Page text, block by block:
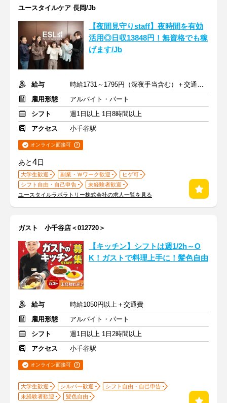
ユースタイルケア 長岡/Jb
【夜間見守りstaff】夜時間を有効
活用◎日収13848円！無資格でも稼
げます/Jb
給与
時給1731～1795円（深夜手当含む）＋交通費支給
雇用形態
アルバイト・パート
シフト
週1日以上 1日8時間以上
アクセス
小千谷駅
オンライン面接可
あと4日
大学生歓迎 副業・Ｗワーク歓迎
ヒゲ可
シフト自由・自己申告
未経験者歓迎
ユースタイルラボラトリー株式会社の求人一覧を見る
ガスト 小千谷店＜012720＞
【キッチン】シフトは週1/2h～O
K！ガストで料理上手に！髪色自由
給与
時給1050円以上＋交通費
雇用形態
アルバイト・パート
シフト
週1日以上 1日2時間以上
アクセス
小千谷駅
オンライン面接可
大学生歓迎 シルバー歓迎
シフト自由・自己申告
未経験者歓迎
髪色自由